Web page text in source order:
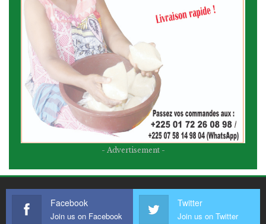
- Advertisement -
Facebook
Join us on Facebook
Twitter
Join us on Twitter